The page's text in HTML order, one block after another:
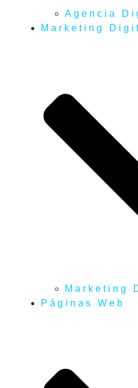
Agencia
Marketing
Marketing
Páginas Web